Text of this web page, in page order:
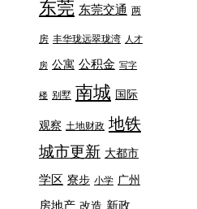
东莞 东莞交通 两
房 丰华珑远翠珑湾 人才
房 公寓 公积金 写字
楼 别墅 南城 国际
观察 土地财政 地铁
城市更新 大都市
学区 寮步 小学 广州
房地产 改造 新政